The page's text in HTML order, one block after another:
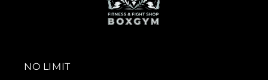
NO LIMIT